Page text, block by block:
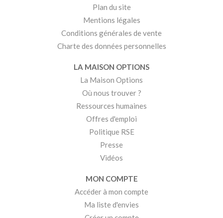
Plan du site
Mentions légales
Conditions générales de vente
Charte des données personnelles
LA MAISON OPTIONS
La Maison Options
Où nous trouver ?
Ressources humaines
Offres d'emploi
Politique RSE
Presse
Vidéos
MON COMPTE
Accéder à mon compte
Ma liste d'envies